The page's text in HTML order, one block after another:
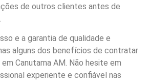
de outros clientes antes de
e a garantia de qualidade e
alguns dos benefícios de contratar
Canutama AM. Não hesite em
experiente e confiável nas